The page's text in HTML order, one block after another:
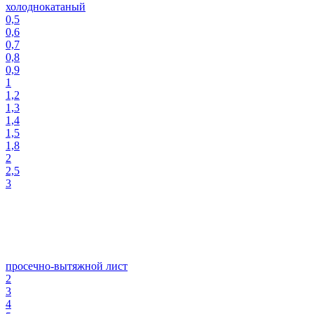
холоднокатаный
0,5
0,6
0,7
0,8
0,9
1
1,2
1,3
1,4
1,5
1,8
2
2,5
3
просечно-вытяжной лист
2
3
4